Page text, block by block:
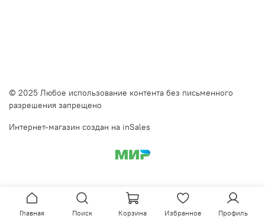
© 2025 Любое использование контента без письменного
разрешения запрещено
Интернет-магазин создан на inSales
Главная Поиск Корзина Избранное Профиль